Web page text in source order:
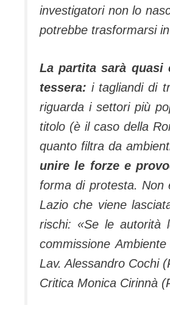
investigatori non lo
potrebbe trasformarsi
La partita sarà quasi
tessera: i tagliandi di
riguarda i settori più
titolo (è il caso della
quanto filtra da
unire le forze e
forma di protesta. Non
Lazio che viene
rischi: «Se le autorità
commissione
Lav. Alessandro Cochi
Critica Monica Cirinnà